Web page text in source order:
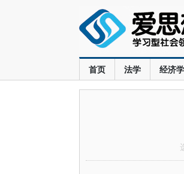
首页 法学 经济学